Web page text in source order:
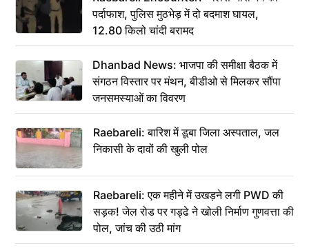
पर्दाफाश, पुलिस मुठभेड़ में दो बदमाश घायल,
12.80 किलो चांदी बरामद
Dhanbad News: भाजपा की समीक्षा बैठक में
संगठन विस्तार पर मंथन, बीडीओ से मिलकर सौंपा
जनसमस्याओं का विवरण
Raebareli: बारिश में डूबा जिला अस्पताल, जल
निकासी के दावों की खुली पोल
Raebareli: एक महीने में उखड़ने लगी PWD की
सड़क! जेल रोड पर गड्ढे ने खोली निर्माण गुणवत्ता की
पोल, जांच की उठी मांग